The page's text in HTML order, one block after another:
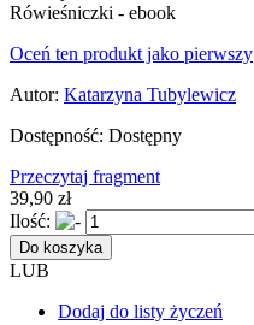
Rówieśniczki - ebook
Oceń ten produkt jako pierwszy
Autor: Katarzyna Tubylewicz
Dostępność: Dostępny
Przeczytaj fragment
39,90 zł
Ilość:
Do koszyka
LUB
Dodaj do listy życzeń